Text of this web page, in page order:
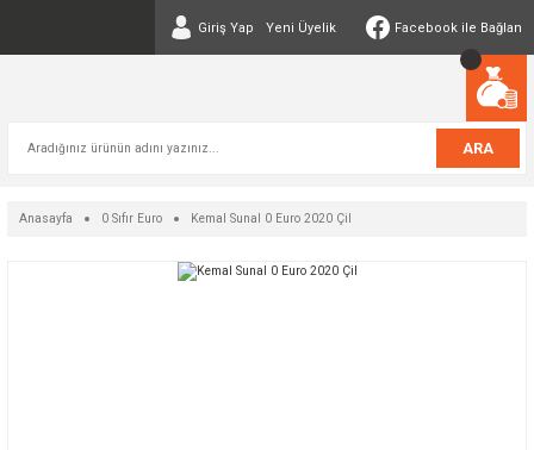
Giriş Yap Yeni Üyelik Facebook ile Bağlan
ARA
Anasayfa 0 Sıfır Euro Kemal Sunal 0 Euro 2020 Çil